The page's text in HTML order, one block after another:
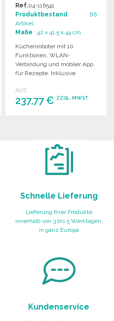
Ref.04-116541
Produktbestand : 86
Artikel
Maße : 42 x 41.5 x 44 cm
Küchenroboter mit 10
Funktionen, WLAN-
Verbindung und mobiler App
für Rezepte. Inklusive
Maße: 41,5 x 42 x 44 cm.
AUS
237,77 € ZZGL. MWST.
Schnelle Lieferung
Lieferung Ihrer Produkte
innerhalb von 3 bis 5 Werktagen,
in ganz Europa
Kundenservice